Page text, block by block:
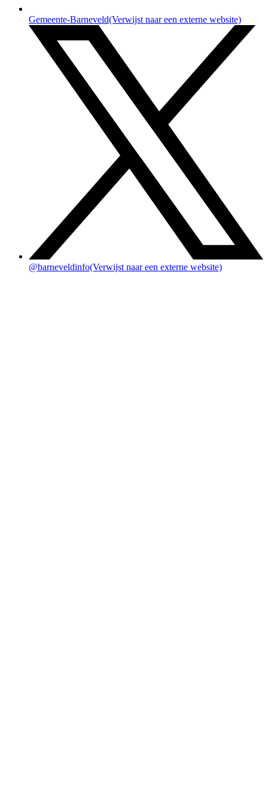
Gemeente-Barneveld(Verwijst naar een externe website)
@barneveldinfo(Verwijst naar een externe website)